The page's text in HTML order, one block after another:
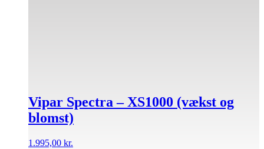
Vipar Spectra – XS1000 (vækst og
blomst)
1.995,00 kr.